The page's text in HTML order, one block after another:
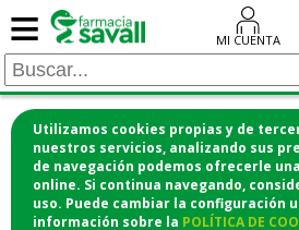
Utilizamos cookies propias y de
nuestros servicios, analizando sus
de navegación podemos ofrecerle
online. Si continua navegando,
uso. Puede cambiar la configuración
información sobre la POLÍTICA DE
≡ MI CUENTA
¡COMPRA CÓMODAMENTE
EN LA
o si lo prefieres te lo